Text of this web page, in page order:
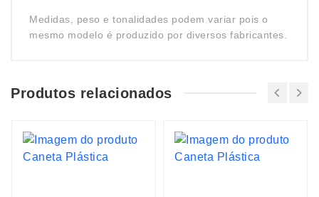
Medidas, peso e tonalidades podem variar pois o
mesmo modelo é produzido por diversos fabricantes.
Produtos relacionados